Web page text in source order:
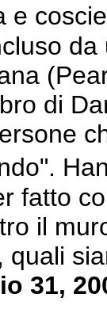
e
di
fatto
il
quali
31,